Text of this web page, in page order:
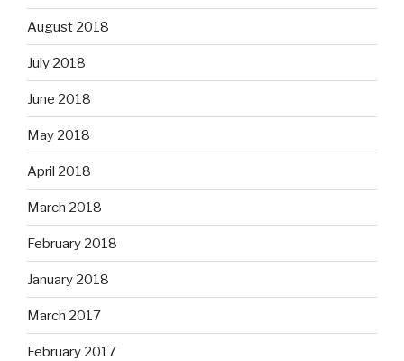
August 2018
July 2018
June 2018
May 2018
April 2018
March 2018
February 2018
January 2018
March 2017
February 2017